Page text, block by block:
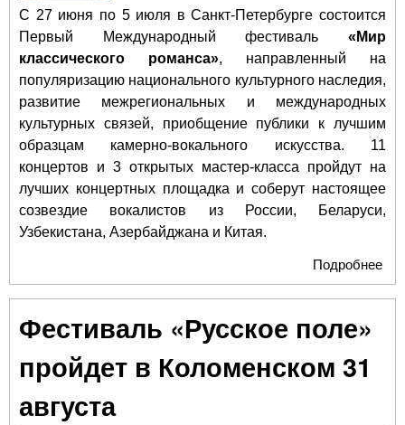
С 27 июня по 5 июля в Санкт-Петербурге состоится
Первый Международный фестиваль «Мир
классического романса», направленный на
популяризацию национального культурного наследия,
развитие межрегиональных и международных
культурных связей, приобщение публики к лучшим
образцам камерно-вокального искусства. 11
концертов и 3 открытых мастер-класса пройдут на
лучших концертных площадка и соберут настоящее
созвездие вокалистов из России, Беларуси,
Узбекистана, Азербайджана и Китая.
Подробнее
Фестиваль «Русское поле»
пройдет в Коломенском 31
августа